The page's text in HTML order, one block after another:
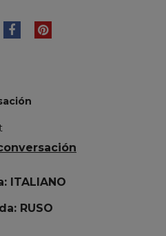
COMPARTIR
PINTEREST
ITALIANO
RUSO